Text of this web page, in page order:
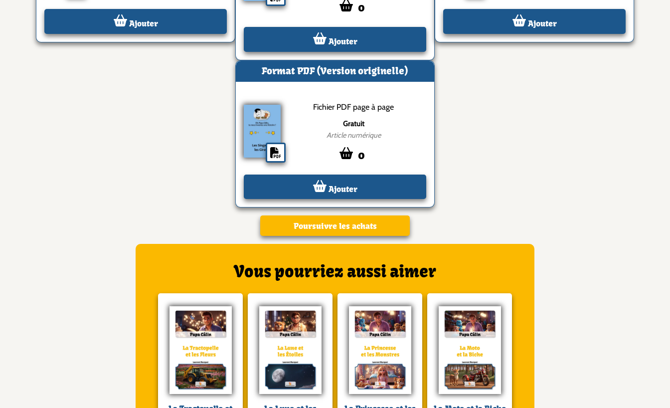
Ajouter
0
Ajouter
Ajouter
Format PDF (Version originelle)
Fichier PDF page à page
Gratuit
Article numérique
0
Ajouter
Poursuivre les achats
Vous pourriez aussi aimer